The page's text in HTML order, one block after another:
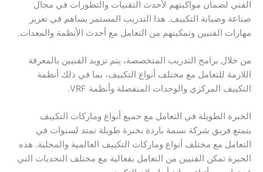
الفني لضمان مواكبتهم لأحدث التقنيات والتطورات في مجال
صناعة وصيانة التكييف. هذا التدريب المستمر يساهم في تعزيز
مهارات الفنيين وتمكينهم من التعامل مع أحدث الأنظمة والمعدات.
من خلال برامج التدريب المتخصصة، يتم تزويد الفنيين بالمعرفة
اللازمة للتعامل مع مختلف أنواع التكييف، بما في ذلك أنظمة
التكييف المركزي والوحدات المنفصلة وأنظمة VRF.
الخبرة الطويلة في التعامل مع جميع أنواع وماركات التكييف
يتمتع فريق شركة نسمة باردة بخبرة طويلة تمتد لسنوات في
التعامل مع مختلف أنواع وماركات التكييف العالمية والمحلية. هذه
الخبرة تمكن الفنيين من التعامل بفعالية مع مختلف التحديات التي